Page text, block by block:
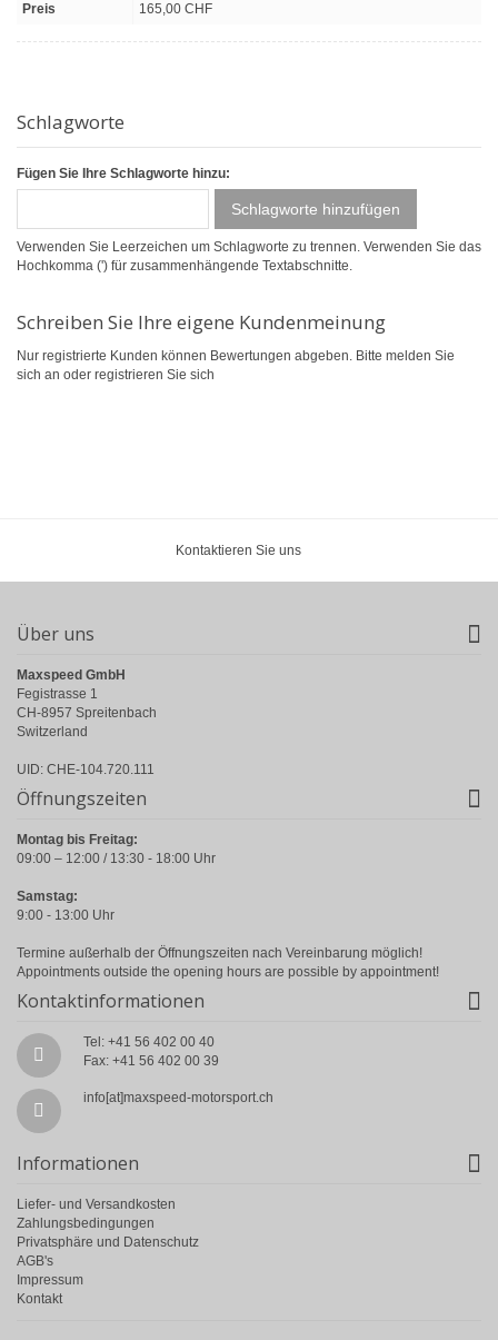
Preis
165,00 CHF
Schlagworte
Fügen Sie Ihre Schlagworte hinzu:
Schlagworte hinzufügen
Verwenden Sie Leerzeichen um Schlagworte zu trennen. Verwenden Sie das
Hochkomma (') für zusammenhängende Textabschnitte.
Schreiben Sie Ihre eigene Kundenmeinung
Nur registrierte Kunden können Bewertungen abgeben. Bitte melden Sie
sich an oder registrieren Sie sich
Kontaktieren Sie uns
Über uns
Maxspeed GmbH
Fegistrasse 1
CH-8957 Spreitenbach
Switzerland
UID: CHE-104.720.111
Öffnungszeiten
Montag bis Freitag:
09:00 – 12:00 / 13:30 - 18:00 Uhr
Samstag:
9:00 - 13:00 Uhr
Termine außerhalb der Öffnungszeiten nach Vereinbarung möglich!
Appointments outside the opening hours are possible by appointment!
Kontaktinformationen
Tel: +41 56 402 00 40
Fax: +41 56 402 00 39
info[at]maxspeed-motorsport.ch
Informationen
Liefer- und Versandkosten
Zahlungsbedingungen
Privatsphäre und Datenschutz
AGB's
Impressum
Kontakt